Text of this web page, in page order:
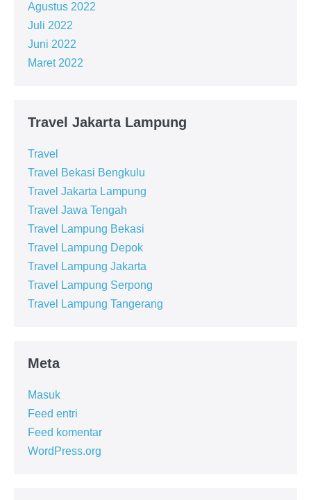
Agustus 2022
Juli 2022
Juni 2022
Maret 2022
Travel Jakarta Lampung
Travel
Travel Bekasi Bengkulu
Travel Jakarta Lampung
Travel Jawa Tengah
Travel Lampung Bekasi
Travel Lampung Depok
Travel Lampung Jakarta
Travel Lampung Serpong
Travel Lampung Tangerang
Meta
Masuk
Feed entri
Feed komentar
WordPress.org